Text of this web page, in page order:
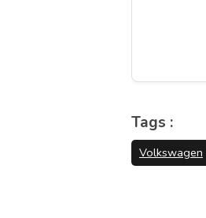
Tags :
Volkswagen